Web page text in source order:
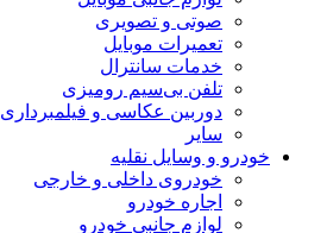
صوتی و تصویری
تعمیرات موبایل
خدمات سانترال
تلفن بی‌سیم رومیزی
دوربین عکاسی و فیلمبرداری
سایر
خودرو و وسایل نقلیه
خودروی داخلی و خارجی
اجاره خودرو
لوازم جانبی خودرو